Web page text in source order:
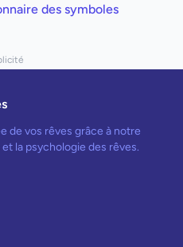
des symboles
de vos rêves grâce à notre
la psychologie des rêves.